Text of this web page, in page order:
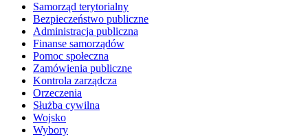
Samorząd terytorialny
Bezpieczeństwo publiczne
Administracja publiczna
Finanse samorządów
Pomoc społeczna
Zamówienia publiczne
Kontrola zarządcza
Orzeczenia
Służba cywilna
Wojsko
Wybory